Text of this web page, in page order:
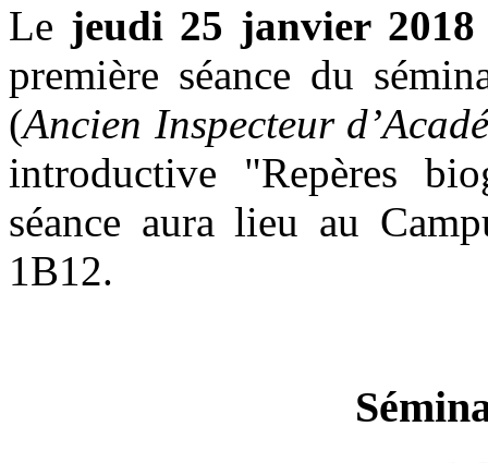
Le jeudi 25 janvier 2018
première séance du
(Ancien Inspecteur
introductive "Repères
séance aura lieu au
1B12.